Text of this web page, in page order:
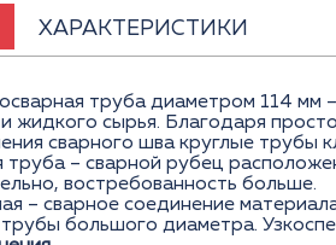
ХАРАКТЕРИСТИКИ
труба диаметром 114 мм
жидкого сырья. Благодаря
сварного шва круглые трубы
– сварной рубец
востребованность больше.
– сварное соединение
большого диаметра.